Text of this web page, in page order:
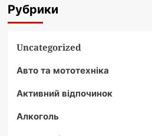
Рубрики
Uncategorized
Авто та мототехніка
Активний відпочинок
Алкоголь